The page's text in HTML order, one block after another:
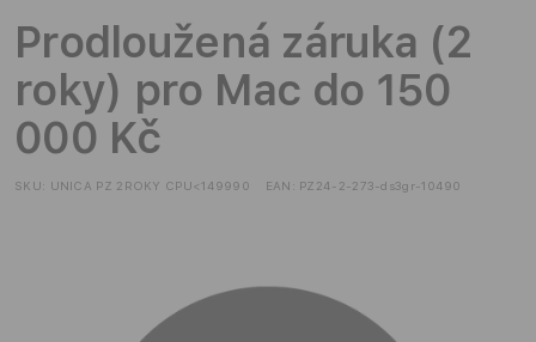
Prodloužená záruka (2
roky) pro Mac do 150
000 Kč
SKU: UNICA PZ 2ROKY CPU<149990 EAN: PZ24-2-273-ds3gr-10490